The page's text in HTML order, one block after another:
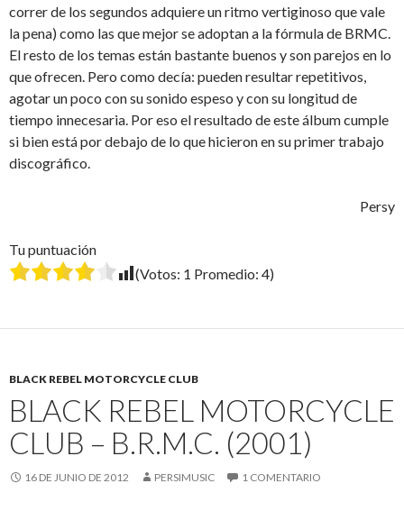
correr de los segundos adquiere un ritmo vertiginoso que vale
la pena) como las que mejor se adoptan a la fórmula de BRMC.
El resto de los temas están bastante buenos y son parejos en lo
que ofrecen. Pero como decía: pueden resultar repetitivos,
agotar un poco con su sonido espeso y con su longitud de
tiempo innecesaria. Por eso el resultado de este álbum cumple
si bien está por debajo de lo que hicieron en su primer trabajo
discográfico.
Persy
Tu puntuación
(Votos: 1 Promedio: 4)
BLACK REBEL MOTORCYCLE CLUB
BLACK REBEL MOTORCYCLE
CLUB – B.R.M.C. (2001)
16 DE JUNIO DE 2012 PERSIMUSIC 1 COMENTARIO